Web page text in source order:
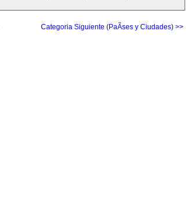
Categoria Siguiente (PaÃ­ses y Ciudades) >>